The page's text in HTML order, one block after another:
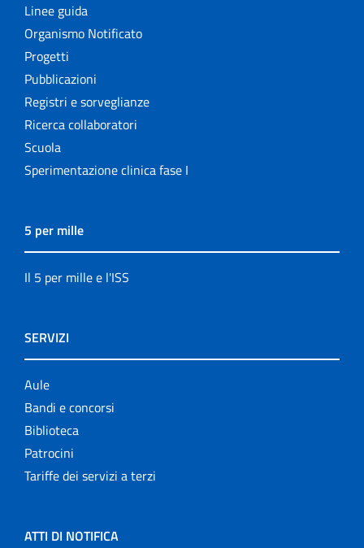
Linee guida
Organismo Notificato
Progetti
Pubblicazioni
Registri e sorveglianze
Ricerca collaboratori
Scuola
Sperimentazione clinica fase I
5 per mille
Il 5 per mille e l'ISS
SERVIZI
Aule
Bandi e concorsi
Biblioteca
Patrocini
Tariffe dei servizi a terzi
ATTI DI NOTIFICA